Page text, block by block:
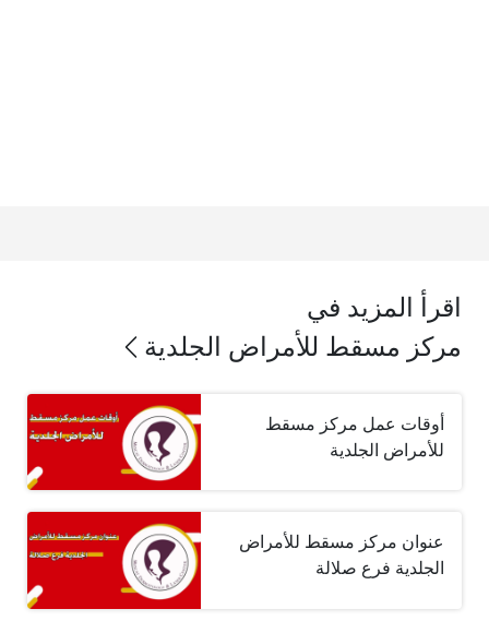
اقرأ المزيد في
مركز مسقط للأمراض الجلدية
أوقات عمل مركز مسقط
للأمراض الجلدية
عنوان مركز مسقط للأمراض
الجلدية فرع صلالة